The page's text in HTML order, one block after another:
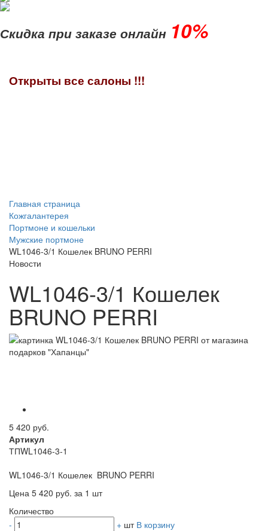
Скидка при заказе онлайн 10%
Открыты все салоны !!!
Главная страница
Кожгалантерея
Портмоне и кошельки
Мужские портмоне
WL1046-3/1 Кошелек BRUNO PERRI
Новости
WL1046-3/1 Кошелек
BRUNO PERRI
5 420 руб.
Артикул
ТПWL1046-3-1
WL1046-3/1 Кошелек BRUNO PERRI
Цена 5 420 руб. за 1 шт
Количество
-
+ шт В корзину